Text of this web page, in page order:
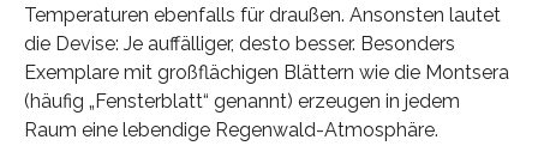
Temperaturen ebenfalls für draußen. Ansonsten lautet
die Devise: Je auffälliger, desto besser. Besonders
Exemplare mit großflächigen Blättern wie die Montsera
(häufig „Fensterblatt“ genannt) erzeugen in jedem
Raum eine lebendige Regenwald-Atmosphäre.